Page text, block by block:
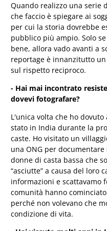
Quando realizzo una serie
che faccio è spiegare ai
per cui lastoria dovrebbe
pubblico più ampio. Solo
bene, allora vado avanti a
reportage è innanzitutto
sul rispetto reciproco.
- Hai mai incontrato
dovevi fotografare?
L'unica volta che ho
stato in India durante la
caste. Ho visitato un
una ONG per
donne di casta bassa che
“asciutte” a causa del loro
informazioni e scattavamo
comunità hanno
perché non volevano che
condizione di vita.